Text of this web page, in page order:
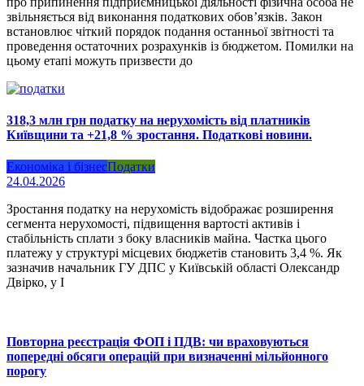
звільняється від виконання податкових обов’язків. Закон
встановлює чіткий порядок подання останньої звітності та
проведення остаточних розрахунків із бюджетом. Помилки на
цьому етапі можуть призвести до
318,3 млн грн податку на нерухомість від платників
Київщини та +21,8 % зростання. Податкові новини.
Економіка і бізнесПодатки
24.04.2026
Зростання податку на нерухомість відображає розширення
сегмента нерухомості, підвищення вартості активів і
стабільність сплати з боку власників майна. Частка цього
платежу у структурі місцевих бюджетів становить 3,4 %. Як
зазначив начальник ГУ ДПС у Київській області Олександр
Двірко, у І
Повторна реєстрація ФОП і ПДВ: чи враховуються
попередні обсяги операцій при визначенні мільйонного
порогу